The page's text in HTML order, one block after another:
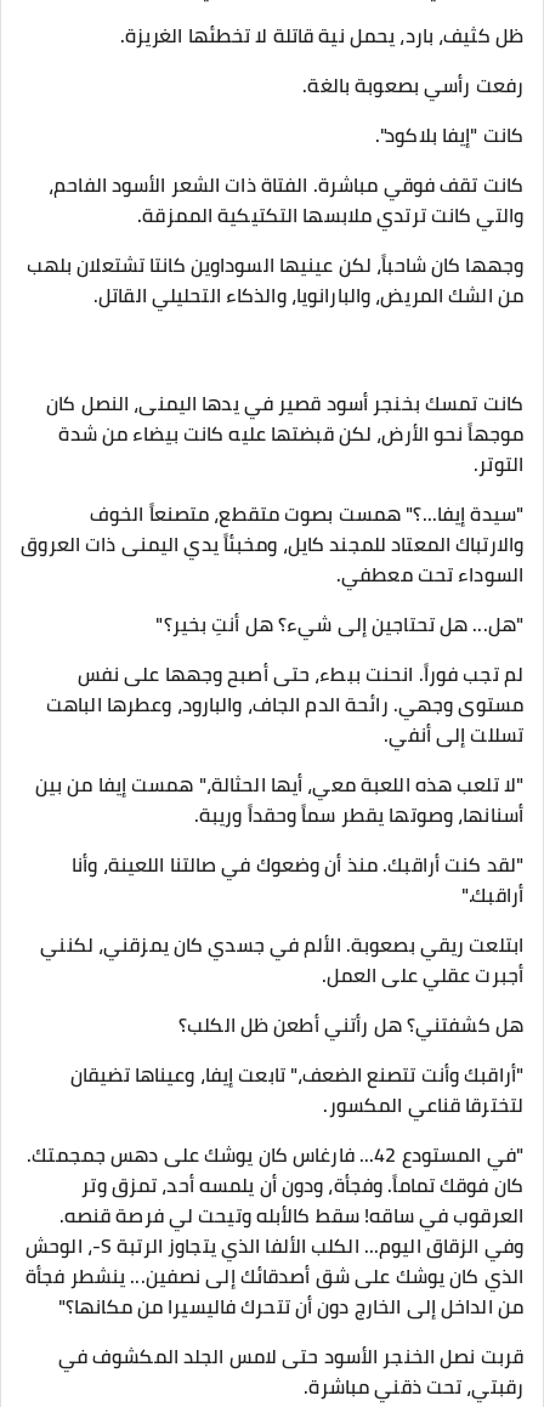
​ظل كثيف، بارد، يحمل نية قاتلة لا تخطئها الغريزة.
​رفعت رأسي بصعوبة بالغة.
​كانت "إيفا بلاكود".
​كانت تقف فوقي مباشرة. الفتاة ذات الشعر الأسود الفاحم،
والتي كانت ترتدي ملابسها التكتيكية الممزقة.
وجهها كان شاحباً، لكن عينيها السوداوين كانتا تشتعلان بلهب
من الشك المريض، والبارانويا، والذكاء التحليلي القاتل.
​كانت تمسك بخنجر أسود قصير في يدها اليمنى، النصل كان
موجهاً نحو الأرض، لكن قبضتها عليه كانت بيضاء من شدة
التوتر.
​"سيدة إيفا...؟" همست بصوت متقطع، متصنعاً الخوف
والارتباك المعتاد للمجند كايل، ومخبئاً يدي اليمنى ذات العروق
السوداء تحت معطفي.
"هل... هل تحتاجين إلى شيء؟ هل أنتِ بخير؟"
​لم تجب فوراً. انحنت ببطء، حتى أصبح وجهها على نفس
مستوى وجهي. رائحة الدم الجاف، والبارود، وعطرها الباهت
تسللت إلى أنفي.
​"لا تلعب هذه اللعبة معي، أيها الحثالة،" همست إيفا من بين
أسنانها، وصوتها يقطر سماً وحقداً وريبة.
"لقد كنت أراقبك. منذ أن وضعوك في صالتنا اللعينة، وأنا
أراقبك."
​ابتلعت ريقي بصعوبة. الألم في جسدي كان يمزقني، لكنني
أجبرت عقلي على العمل.
هل كشفتني؟ هل رأتني أطعن ظل الكلب؟
​"أراقبك وأنت تتصنع الضعف،" تابعت إيفا، وعيناها تضيقان
لتخترقا قناعي المكسور.
"في المستودع 42... فارغاس كان يوشك على دهس جمجمتك.
كان فوقك تماماً. وفجأة، ودون أن يلمسه أحد، تمزق وتر
العرقوب في ساقه! سقط كالأبله وتيحت لي فرصة قنصه.
وفي الزقاق اليوم... الكلب الألفا الذي يتجاوز الرتبة S-، الوحش
الذي كان يوشك على شق أصدقائك إلى نصفين... ينشطر فجأة
من الداخل إلى الخارج دون أن تتحرك فاليسيرا من مكانها؟"
​قربت نصل الخنجر الأسود حتى لامس الجلد المكشوف في
رقبتي، تحت ذقني مباشرة.